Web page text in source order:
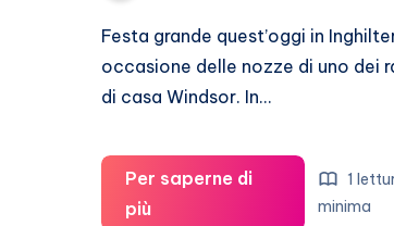
Festa grande quest’oggi in
occasione delle nozze di uno dei
di casa Windsor. In…
Per saperne di
piùNozze
1
minima